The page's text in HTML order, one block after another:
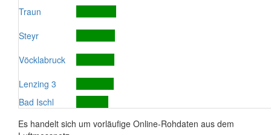
Traun
Steyr
Vöcklabruck
Lenzing 3
Bad Ischl
Es handelt sich um vorläufige Online-Rohdaten aus dem